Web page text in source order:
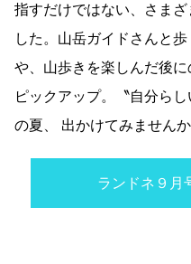
指すだけではない、さま
した。山岳ガイドさんと
や、山歩きを楽しんだ後
ピックアップ。〝自分ら
の夏、 出かけてみませんか
ランドネ９月